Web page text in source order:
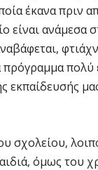
έκανα πριν
είναι ανάμεσα
πρόγραμμα
εκπαίδευσής
σχολείου,
όμως του